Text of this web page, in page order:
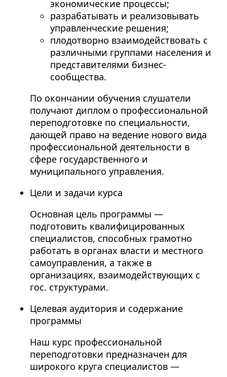
экономические процессы;
разрабатывать и реализовывать
управленческие решения;
плодотворно взаимодействовать с
различными группами населения и
представителями бизнес-
сообщества.
По окончании обучения слушатели
получают диплом о профессиональной
переподготовке по специальности,
дающей право на ведение нового вида
профессиональной деятельности в
сфере государственного и
муниципального управления.
Цели и задачи курса
Основная цель программы —
подготовить квалифицированных
специалистов, способных грамотно
работать в органах власти и местного
самоуправления, а также в
организациях, взаимодействующих с
гос. структурами.
Целевая аудитория и содержание
программы
Наш курс профессиональной
переподготовки предназначен для
широкого круга специалистов —